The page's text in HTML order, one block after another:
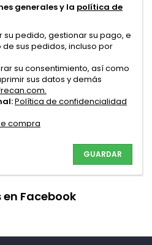
generales y la política de
su pedido, gestionar su pago, e
sus pedidos, incluso por
su consentimiento, así como
sus datos y demás
Política de confidencialidad
compra
GUARDAR
Facebook